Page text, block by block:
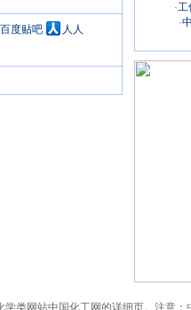
百度贴吧
人人
·工
·